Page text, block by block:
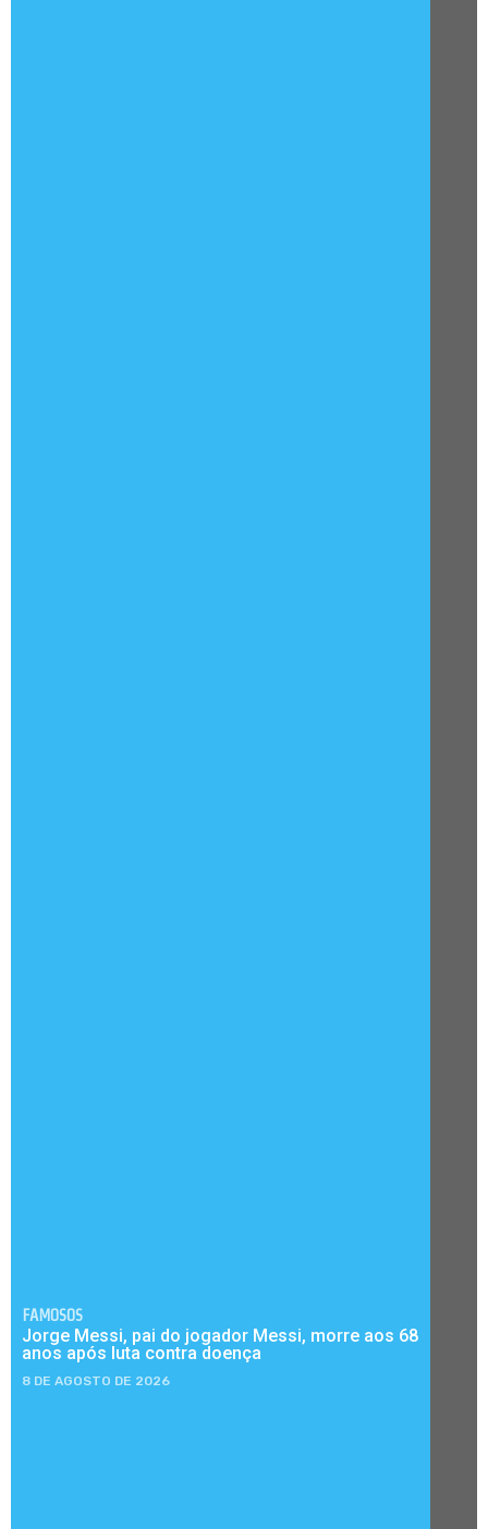
FAMOSOS
Jorge Messi, pai do jogador Messi, morre aos 68
anos após luta contra doença
8 DE AGOSTO DE 2026